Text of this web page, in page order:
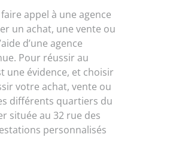
appel à une agence
un achat, une vente ou
d’une agence
Pour réussir au
une évidence, et choisir
votre achat, vente ou
différents quartiers du
située au 32 rue des
personnalisés